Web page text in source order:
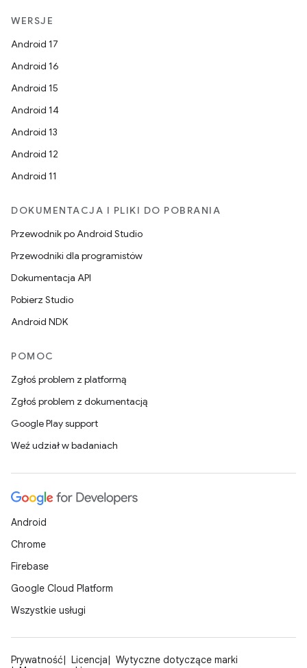
WERSJE
Android 17
Android 16
Android 15
Android 14
Android 13
Android 12
Android 11
DOKUMENTACJA I PLIKI DO POBRANIA
Przewodnik po Android Studio
Przewodniki dla programistów
Dokumentacja API
Pobierz Studio
Android NDK
POMOC
Zgłoś problem z platformą
Zgłoś problem z dokumentacją
Google Play support
Weź udział w badaniach
Android
Chrome
Firebase
Google Cloud Platform
Wszystkie usługi
Prywatność Licencja
Wytyczne dotyczące marki